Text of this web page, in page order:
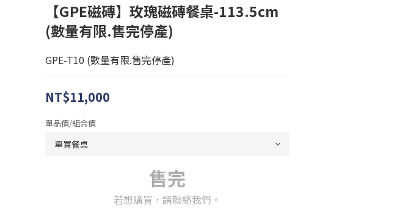
【GPE磁磚】玫瑰磁磚餐桌-113.5cm
(數量有限.售完停產)
GPE-T10 (數量有限.售完停產)
NT$11,000
單品價/組合價
售完
若想購買，請聯絡我們。